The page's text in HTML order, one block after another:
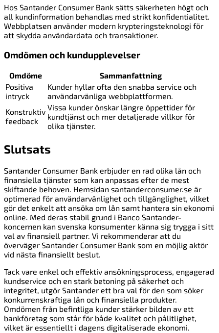
Hos Santander Consumer Bank sätts säkerheten högt och
all kundinformation behandlas med strikt konfidentialitet.
Webbplatsen använder modern krypteringsteknologi för
att skydda användardata och transaktioner.
Omdömen och kundupplevelser
Omdöme
Sammanfattning
Positiva
intryck
Kunder hyllar ofta den snabba service och
användarvänliga webbplattformen.
Konstruktiv
feedback
Vissa kunder önskar längre öppettider för
kundtjänst och mer detaljerade villkor för
olika tjänster.
Slutsats
Santander Consumer Bank erbjuder en rad olika lån och
finansiella tjänster som kan anpassas efter de mest
skiftande behoven. Hemsidan santanderconsumer.se är
optimerad för användarvänlighet och tillgänglighet, vilket
gör det enkelt att ansöka om lån samt hantera sin ekonomi
online. Med deras stabil grund i Banco Santander-
koncernen kan svenska konsumenter känna sig trygga i sitt
val av finansiell partner. Vi rekommenderar att du
överväger Santander Consumer Bank som en möjlig aktör
vid nästa finansiellt beslut.
Tack vare enkel och effektiv ansökningsprocess, engagerad
kundservice och en stark betoning på säkerhet och
integritet, utgör Santander ett bra val för den som söker
konkurrenskraftiga lån och finansiella produkter.
Omdömen från befintliga kunder stärker bilden av ett
bankföretag som står för både kvalitet och pålitlighet,
vilket är essentiellt i dagens digitaliserade ekonomi.